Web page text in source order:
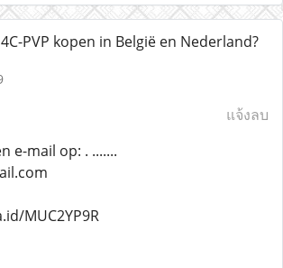
PVP kopen in België en Nederland?
แจ้งลบ
e-mail op: . .......
MUC2YP9R